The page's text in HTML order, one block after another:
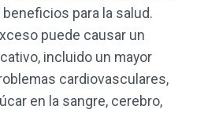
para la salud.
puede causar un
incluido un mayor
cardiovasculares,
en la sangre, cerebro,